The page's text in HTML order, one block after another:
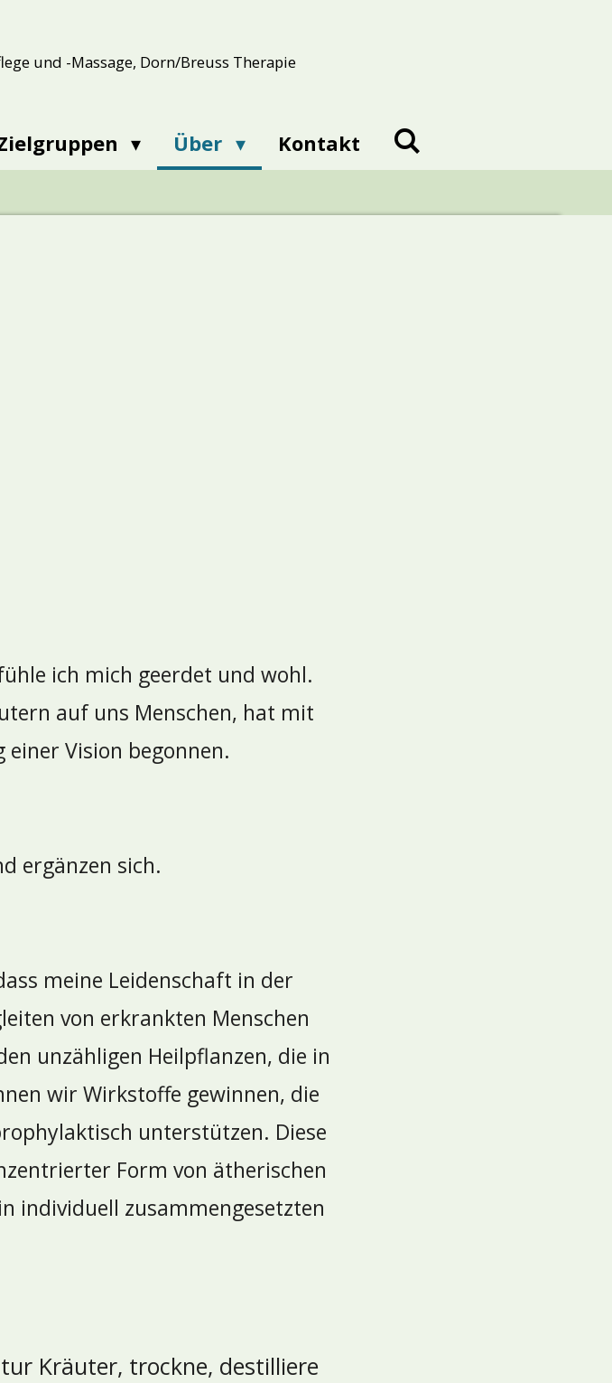
und -Massage, Dorn/Breuss Therapie
Über Kontakt
ich mich geerdet und wohl.
auf uns Menschen, hat mit
Vision begonnen.
ergänzen sich.
meine Leidenschaft in der
von erkrankten Menschen
unzähligen Heilpflanzen, die in
wir Wirkstoffe gewinnen, die
unterstützen. Diese
Form von ätherischen
individuell zusammengesetzten
Kräuter, trockne, destilliere